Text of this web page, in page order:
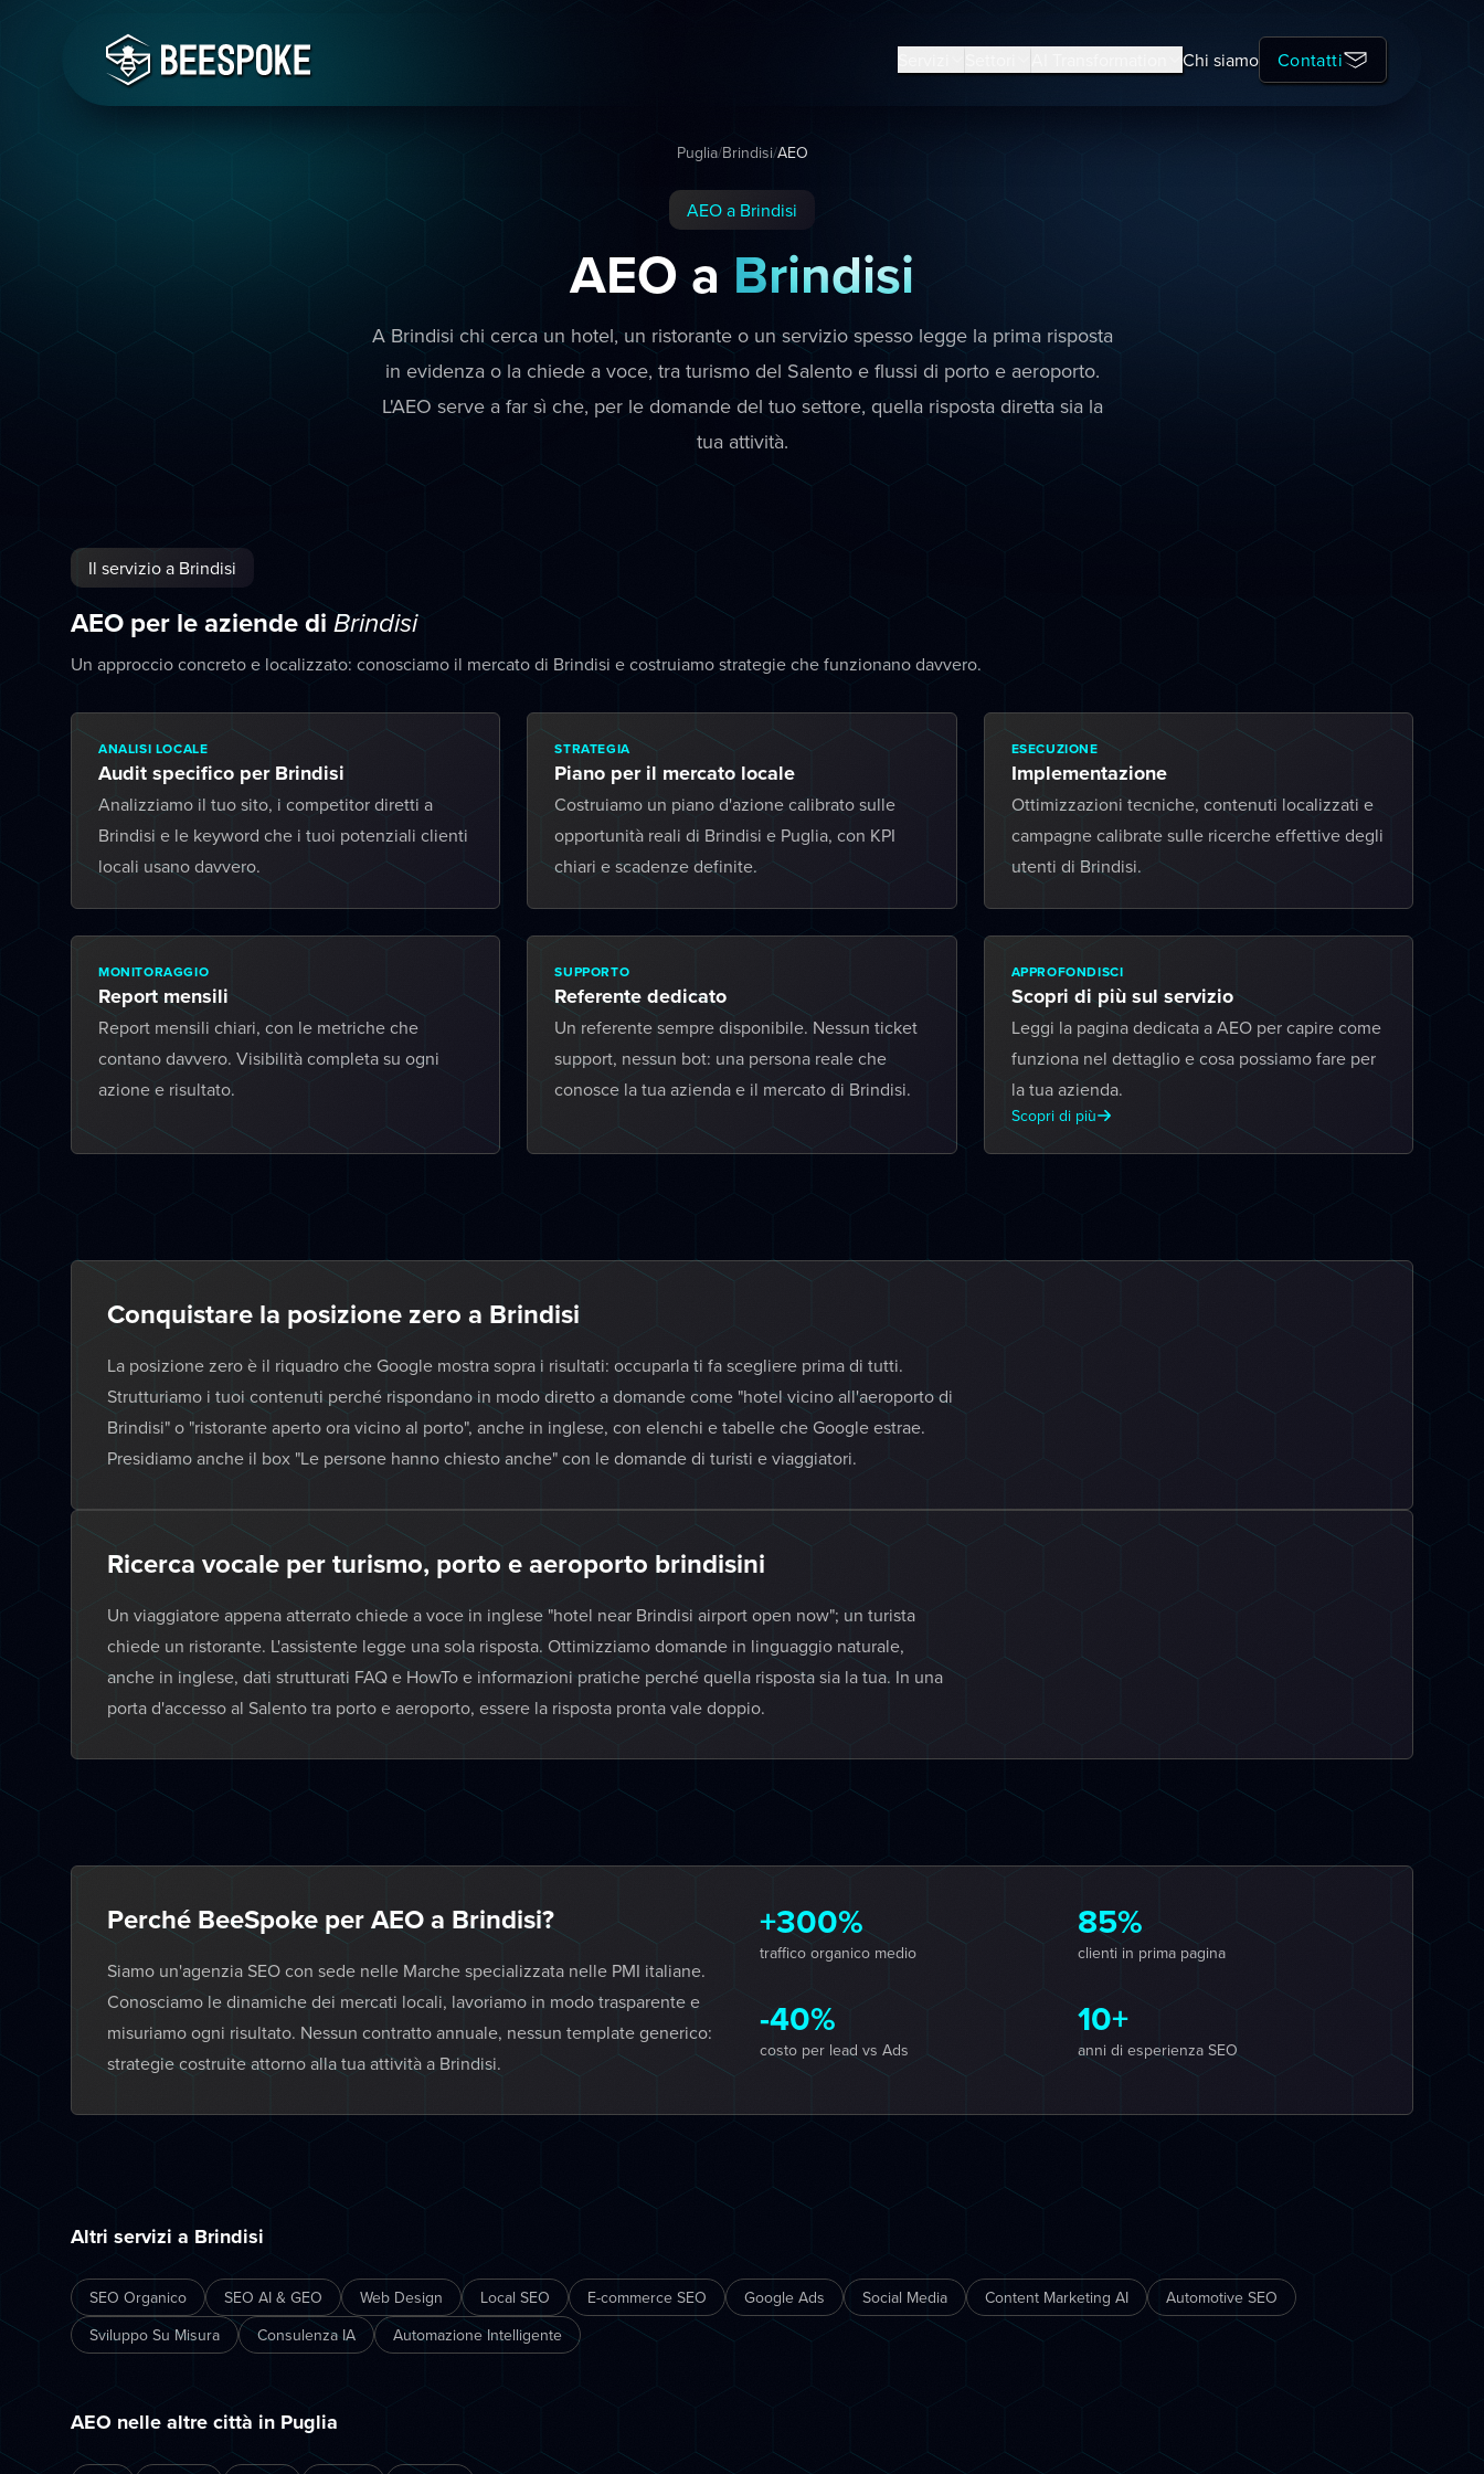
Chi siamo Contatti
Puglia/Brindisi/AEO
AEO a Brindisi
AEO a Brindisi
A Brindisi chi cerca un hotel, un ristorante o un servizio spesso legge la prima risposta
in evidenza o la chiede a voce, tra turismo del Salento e flussi di porto e aeroporto.
L'AEO serve a far sì che, per le domande del tuo settore, quella risposta diretta sia la
tua attività.
Il servizio a Brindisi
AEO per le aziende diBrindisi
Un approccio concreto e localizzato: conosciamo il mercato di Brindisi e costruiamo strategie che funzionano davvero.
ANALISI LOCALE
Audit specifico per Brindisi
Analizziamo il tuo sito, i competitor diretti a
Brindisi e le keyword che i tuoi potenziali clienti
locali usano davvero.
STRATEGIA
Piano per il mercato locale
Costruiamo un piano d'azione calibrato sulle
opportunità reali di Brindisi e Puglia, con KPI
chiari e scadenze definite.
ESECUZIONE
Implementazione
Ottimizzazioni tecniche, contenuti localizzati e
campagne calibrate sulle ricerche effettive degli
utenti di Brindisi.
MONITORAGGIO
Report mensili
Report mensili chiari, con le metriche che
contano davvero. Visibilità completa su ogni
azione e risultato.
SUPPORTO
Referente dedicato
Un referente sempre disponibile. Nessun ticket
support, nessun bot: una persona reale che
conosce la tua azienda e il mercato di Brindisi.
APPROFONDISCI
Scopri di più sul servizio
Leggi la pagina dedicata a AEO per capire come
funziona nel dettaglio e cosa possiamo fare per
la tua azienda.
Scopri di più
Conquistare la posizione zero a Brindisi
La posizione zero è il riquadro che Google mostra sopra i risultati: occuparla ti fa scegliere prima di tutti.
Strutturiamo i tuoi contenuti perché rispondano in modo diretto a domande come "hotel vicino all'aeroporto di
Brindisi" o "ristorante aperto ora vicino al porto", anche in inglese, con elenchi e tabelle che Google estrae.
Presidiamo anche il box "Le persone hanno chiesto anche" con le domande di turisti e viaggiatori.
Ricerca vocale per turismo, porto e aeroporto brindisini
Un viaggiatore appena atterrato chiede a voce in inglese "hotel near Brindisi airport open now"; un turista
chiede un ristorante. L'assistente legge una sola risposta. Ottimizziamo domande in linguaggio naturale,
anche in inglese, dati strutturati FAQ e HowTo e informazioni pratiche perché quella risposta sia la tua. In una
porta d'accesso al Salento tra porto e aeroporto, essere la risposta pronta vale doppio.
Perché BeeSpoke per AEO a Brindisi?
Siamo un'agenzia SEO con sede nelle Marche specializzata nelle PMI italiane.
Conosciamo le dinamiche dei mercati locali, lavoriamo in modo trasparente e
misuriamo ogni risultato. Nessun contratto annuale, nessun template generico:
strategie costruite attorno alla tua attività a Brindisi.
+300%
traffico organico medio
85%
clienti in prima pagina
-40%
costo per lead vs Ads
10+
anni di esperienza SEO
Altri servizi a Brindisi
SEO Organico SEO AI & GEO Web Design Local SEO E-commerce SEO Google Ads Social Media Content Marketing AI
Automotive SEO
Sviluppo Su Misura
Consulenza IA Automazione Intelligente
AEO nelle altre città in Puglia